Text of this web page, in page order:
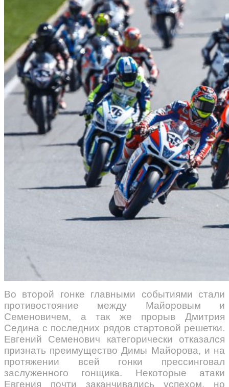
Во второй гонке главными событиями стали
противостояние между Майоровым и
Семеновичем, а так же прорыв Дмитрия
Седина с последних рядов стартовой решетки.
Евгений Семенович категорически отказался
признать преимущество Димы Майорова, и на
протяжении всей гонки прессинговал
заслуженного гонщика. Некоторые атаки
Евгения почти заканчивались успехом, но